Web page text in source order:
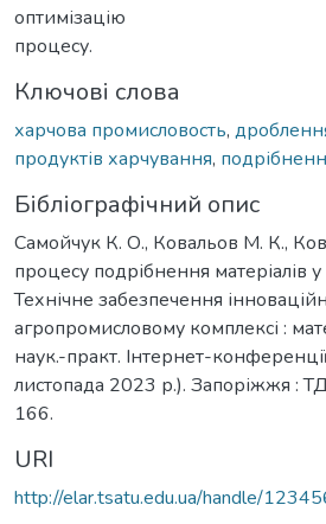
оптимізацію
процесу.
Ключові слова
харчова промисловость,
продуктів харчування,
Бібліографічний опис
Самойчук К. О., Ковальов М. К.,
процесу подрібнення матеріалів у
Технічне забезпечення
агропромисловому комплексі :
наук.-практ. Інтернет-
листопада 2023 р.). Запоріжжя :
166.
URI
http://elar.tsatu.edu.ua/handle/